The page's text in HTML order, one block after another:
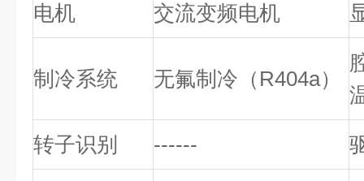
电机 交流变频电机
制冷系统 无氟制冷（R404a）
转子识别 ------